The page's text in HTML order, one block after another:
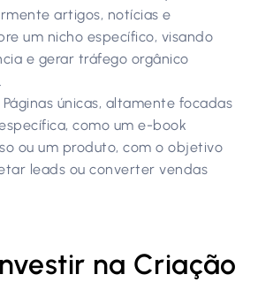
artigos, notícias e
um nicho específico, visando
e gerar tráfego orgânico
Páginas únicas, altamente focadas
como um e-book
ou um produto, com o objetivo
leads ou converter vendas
na Criação